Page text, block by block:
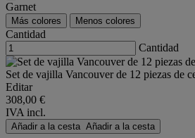
Garnet
Más colores Menos colores
Cantidad
Cantidad
Set de vajilla Vancouver de 12 piezas de
Editar
308,00 €
IVA incl.
Añadir a la cesta Añadir a la cesta